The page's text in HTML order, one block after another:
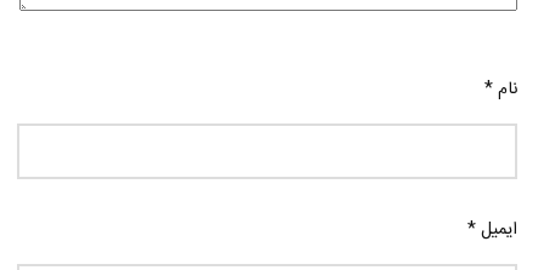
نام*
ایمیل*